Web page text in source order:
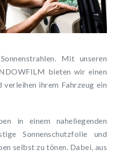
Mit unseren
bieten wir einen
verleihen ihrem Fahrzeug ein
in einem naheliegenden
Sonnenschutzfolie und
selbst zu tönen. Dabei, aus